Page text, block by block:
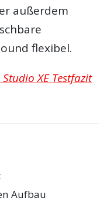
außerdem
flexibel.
XE Testfazit
Aufbau